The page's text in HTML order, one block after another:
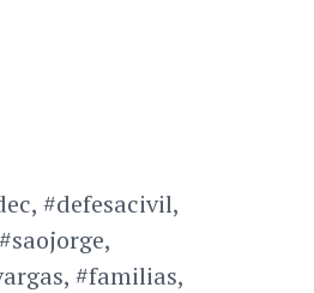
#defesacivil,
#familias,